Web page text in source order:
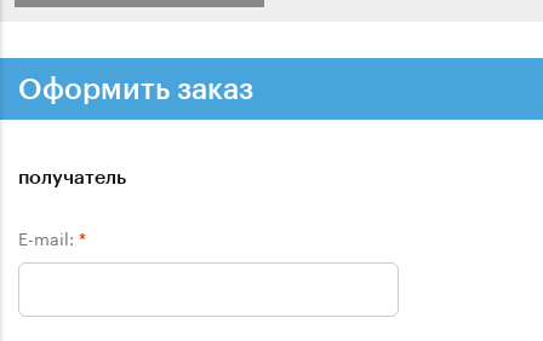
Оформить заказ
получатель
E-mail: *